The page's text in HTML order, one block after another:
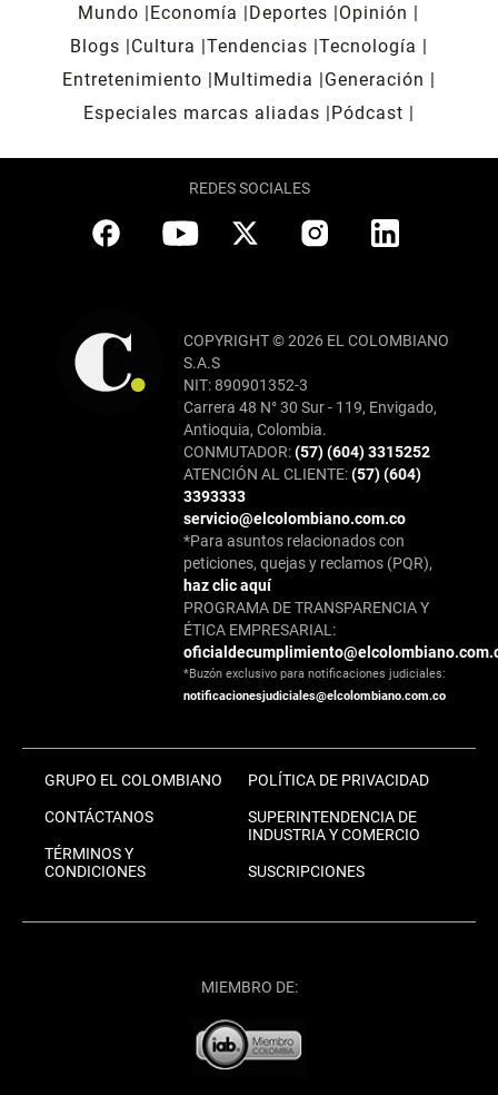
Mundo Economía Deportes
Opinión
Blogs
Cultura Tendencias Tecnología
Entretenimiento
Multimedia
Generación
Especiales marcas aliadas
Pódcast
REDES SOCIALES
COPYRIGHT © 2026 EL COLOMBIANO
S.A.S
NIT: 890901352-3
Carrera 48 N° 30 Sur - 119, Envigado,
Antioquia, Colombia.
CONMUTADOR:(57) (604) 3315252
ATENCIÓN AL CLIENTE:(57) (604)
3393333
servicio@elcolombiano.com.co
*Para asuntos relacionados con
peticiones, quejas y reclamos (PQR),
haz clic aquí
PROGRAMA DE TRANSPARENCIA Y
ÉTICA EMPRESARIAL:
*Buzón exclusivo para notificaciones judiciales:
notificacionesjudiciales@elcolombiano.com.co
GRUPO EL COLOMBIANO
CONTÁCTANOS
TÉRMINOS Y
CONDICIONES
POLÍTICA DE PRIVACIDAD
SUPERINTENDENCIA DE
INDUSTRIA Y COMERCIO
SUSCRIPCIONES
MIEMBRO DE: